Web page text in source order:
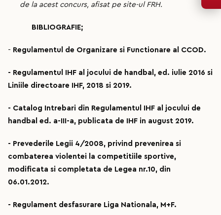
de la acest concurs, afisat pe site-ul FRH.
BIBLIOGRAFIE;
- Regulamentul de Organizare si Functionare al CCOD.
- Regulamentul IHF al jocului de handbal, ed. iulie 2016 si
Liniile directoare IHF, 2018 si 2019.
- Catalog Intrebari din Regulamentul IHF al jocului de
handbal ed. a-III-a, publicata de IHF in august 2019.
- Prevederile Legii 4/2008, privind prevenirea si
combaterea violentei la competitiile sportive,
modificata si completata de Legea nr.10, din
06.01.2012.
- Regulament desfasurare Liga Nationala, M+F.